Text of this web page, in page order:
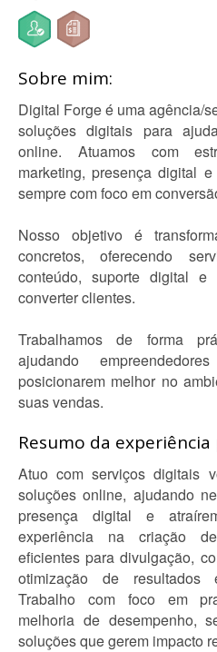
Sobre mim:
Digital Forge é uma agência/
soluções digitais para
online. Atuamos com
marketing, presença digital
sempre com foco em
Nosso objetivo é
concretos, oferecendo
conteúdo, suporte digital
converter clientes.
Trabalhamos de forma
ajudando
posicionarem melhor no
suas vendas.
Resumo da
Atuo com serviços digitais
soluções online, ajudando
presença digital e
experiência na criação
eficientes para divulgação,
otimização de resultados
Trabalho com foco em
melhoria de desempenho,
soluções que gerem impacto